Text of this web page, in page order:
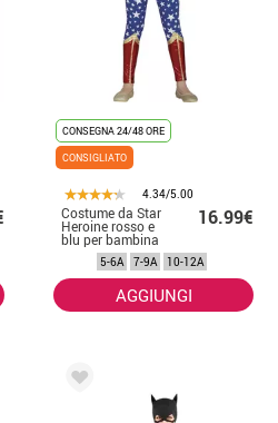
CONSEGNA 24/48 ORE
CONSIGLIATO
4.34/5.00
Costume da Star
Heroine rosso e
blu per bambina
16.99€
5-6A 7-9A 10-12A
AGGIUNGI